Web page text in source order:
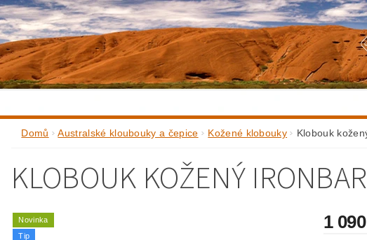
Domů Australské kloubouky a čepice Kožené klobouky Klobouk
KLOBOUK KOŽENÝ
Novinka
Tip
1